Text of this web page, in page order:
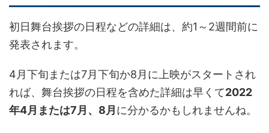
初日舞台挨拶の日程などの詳細は、約1～2週間前に
発表されます。
4月下旬または7月下旬か8月に上映がスタートされ
れば、舞台挨拶の日程を含めた詳細は早くて2022
年4月または7月、8月 に分かるかもしれませんね。